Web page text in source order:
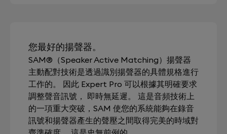
您最好的揚聲器。
SAM®（Speaker Active Matching）揚聲器
主動配對技術是透過識別揚聲器的具體規格進行
工作的。 因此 Expert Pro 可以根據其明確要求
調整聲音訊號， 即時無延遲。 這是音頻技術上
的一項重大突破，SAM 使您的系統能夠在錄音
訊號和揚聲器產生的聲壓之間取得完美的時域對